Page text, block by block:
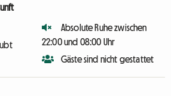
Absolute Ruhe zwischen
22:00 und 08:00 Uhr
Gäste sind nicht gestattet